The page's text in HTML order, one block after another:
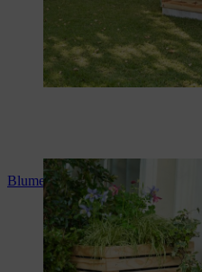
Blumenkasten selber bauen